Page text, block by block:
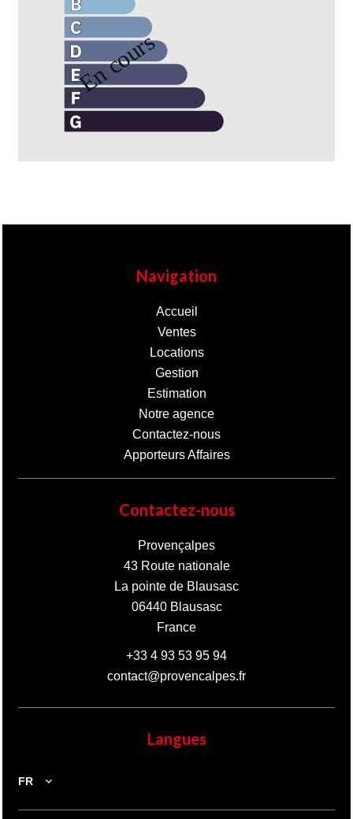
Navigation
Accueil
Ventes
Locations
Gestion
Estimation
Notre agence
Contactez-nous
Apporteurs Affaires
Contactez-nous
Provençalpes
43 Route nationale
La pointe de Blausasc
06440Blausasc
France
+33 4 93 53 95 94
contact@provencalpes.fr
Langues
FR